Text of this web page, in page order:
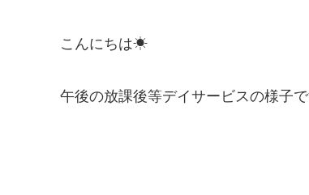
こんにちは☀
午後の放課後等デイサービスの様子で